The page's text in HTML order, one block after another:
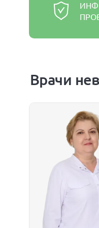
Врачи